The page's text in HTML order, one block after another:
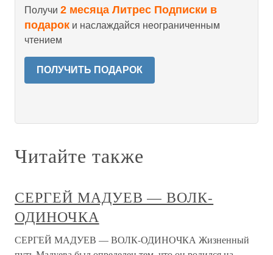
Получи 2 месяца Литрес Подписки в
подарок и наслаждайся неограниченным
чтением
ПОЛУЧИТЬ ПОДАРОК
Читайте также
СЕРГЕЙ МАДУЕВ — ВОЛК-
ОДИНОЧКА
СЕРГЕЙ МАДУЕВ — ВОЛК-ОДИНОЧКА Жизненный